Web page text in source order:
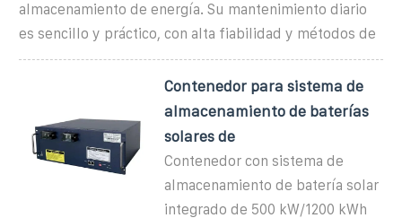
almacenamiento de energía. Su mantenimiento diario
es sencillo y práctico, con alta fiabilidad y métodos de
Contenedor para sistema de
almacenamiento de baterías
solares de
Contenedor con sistema de
almacenamiento de batería solar
integrado de 500 kW/1200 kWh